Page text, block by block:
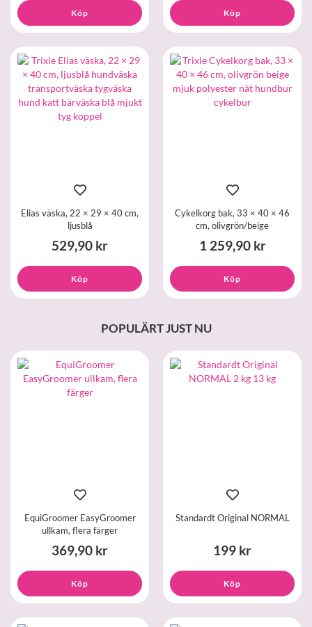
Köp Köp
Elias väska, 22 × 29 × 40 cm,
ljusblå
529,90 kr
Köp
Cykelkorg bak, 33 × 40 × 46
cm, olivgrön/beige
1 259,90 kr
Köp
POPULÄRT JUST NU
EquiGroomer EasyGroomer
ullkam, flera färger
369,90 kr
Köp
Standardt Original NORMAL
199 kr
Köp